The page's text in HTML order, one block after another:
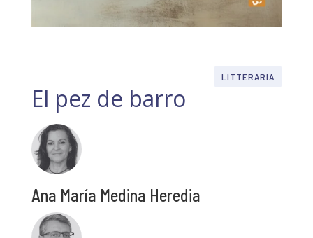
LITTERARIA
El pez de barro
Ana María Medina Heredia